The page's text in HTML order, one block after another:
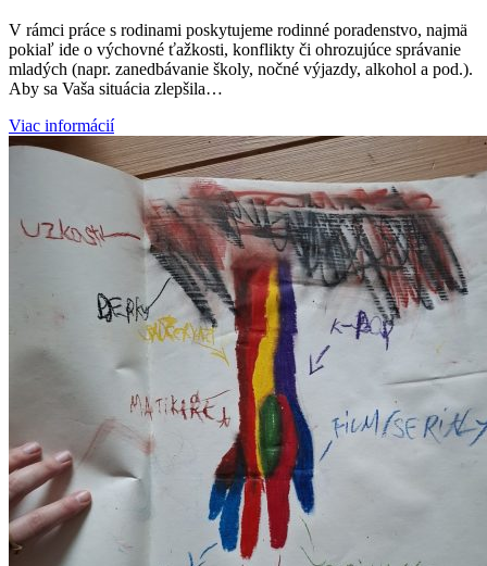
V rámci práce s rodinami poskytujeme rodinné poradenstvo, najmä
pokiaľ ide o výchovné ťažkosti, konflikty či ohrozujúce správanie
mladých (napr. zanedbávanie školy, nočné výjazdy, alkohol a pod.).
Aby sa Vaša situácia zlepšila…
Viac informácií